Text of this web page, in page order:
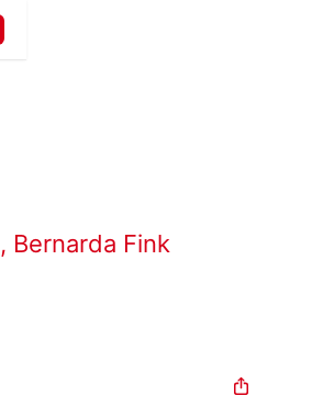
, Bernarda Fink